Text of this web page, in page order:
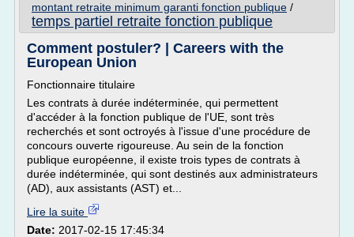
montant retraite minimum garanti fonction publique /
temps partiel retraite fonction publique
Comment postuler? | Careers with the
European Union
Fonctionnaire titulaire
Les contrats à durée indéterminée, qui permettent
d'accéder à la fonction publique de l'UE, sont très
recherchés et sont octroyés à l'issue d'une procédure de
concours ouverte rigoureuse. Au sein de la fonction
publique européenne, il existe trois types de contrats à
durée indéterminée, qui sont destinés aux administrateurs
(AD), aux assistants (AST) et...
Lire la suite
Date: 2017-02-15 17:45:34